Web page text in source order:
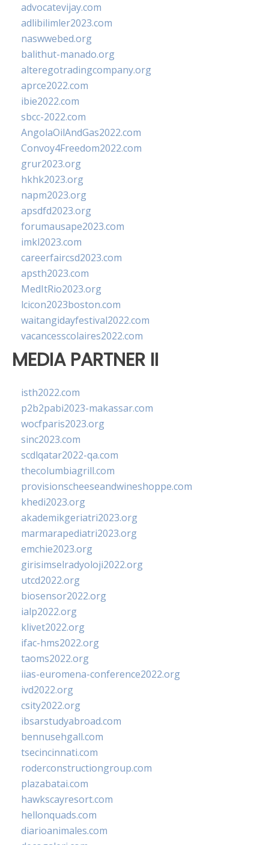
advocatevijay.com
adlibilimler2023.com
naswwebed.org
balithut-manado.org
alteregotradingcompany.org
aprce2022.com
ibie2022.com
sbcc-2022.com
AngolaOilAndGas2022.com
Convoy4Freedom2022.com
grur2023.org
hkhk2023.org
napm2023.org
apsdfd2023.org
forumausape2023.com
imkl2023.com
careerfaircsd2023.com
apsth2023.com
MedItRio2023.org
lcicon2023boston.com
waitangidayfestival2022.com
vacancesscolaires2022.com
MEDIA PARTNER II
isth2022.com
p2b2pabi2023-makassar.com
wocfparis2023.org
sinc2023.com
scdlqatar2022-qa.com
thecolumbiagrill.com
provisionscheeseandwineshoppe.com
khedi2023.org
akademikgeriatri2023.org
marmarapediatri2023.org
emchie2023.org
girisimselradyoloji2022.org
utcd2022.org
biosensor2022.org
ialp2022.org
klivet2022.org
ifac-hms2022.org
taoms2022.org
iias-euromena-conference2022.org
ivd2022.org
csity2022.org
ibsarstudyabroad.com
bennusehgall.com
tsecincinnati.com
roderconstructiongroup.com
plazabatai.com
hawkscayresort.com
hellonquads.com
diarioanimales.com